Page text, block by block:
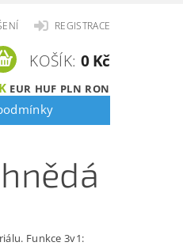
REGISTRACE
EUR HUF PLN RON
KOŠÍK: 0 Kč
Funkce 3v1: